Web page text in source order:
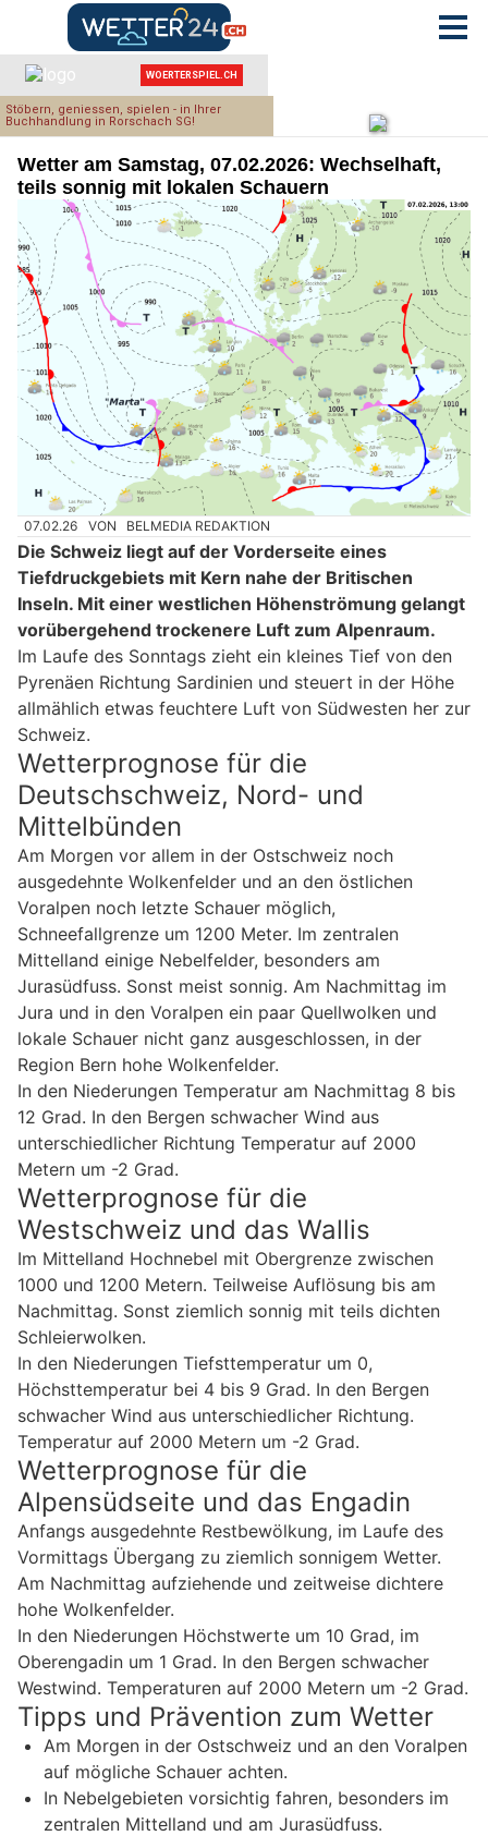
Wetter am Samstag, 07.02.2026: Wechselhaft,
teils sonnig mit lokalen Schauern
07.02.26 VON BELMEDIA REDAKTION
Die Schweiz liegt auf der Vorderseite eines
Tiefdruckgebiets mit Kern nahe der Britischen
Inseln. Mit einer westlichen Höhenströmung gelangt
vorübergehend trockenere Luft zum Alpenraum.
Im Laufe des Sonntags zieht ein kleines Tief von den
Pyrenäen Richtung Sardinien und steuert in der Höhe
allmählich etwas feuchtere Luft von Südwesten her zur
Schweiz.
Wetterprognose für die
Deutschschweiz, Nord- und
Mittelbünden
Am Morgen vor allem in der Ostschweiz noch
ausgedehnte Wolkenfelder und an den östlichen
Voralpen noch letzte Schauer möglich,
Schneefallgrenze um 1200 Meter. Im zentralen
Mittelland einige Nebelfelder, besonders am
Jurasüdfuss. Sonst meist sonnig. Am Nachmittag im
Jura und in den Voralpen ein paar Quellwolken und
lokale Schauer nicht ganz ausgeschlossen, in der
Region Bern hohe Wolkenfelder.
In den Niederungen Temperatur am Nachmittag 8 bis
12 Grad. In den Bergen schwacher Wind aus
unterschiedlicher Richtung Temperatur auf 2000
Metern um -2 Grad.
Wetterprognose für die
Westschweiz und das Wallis
Im Mittelland Hochnebel mit Obergrenze zwischen
1000 und 1200 Metern. Teilweise Auflösung bis am
Nachmittag. Sonst ziemlich sonnig mit teils dichten
Schleierwolken.
In den Niederungen Tiefsttemperatur um 0,
Höchsttemperatur bei 4 bis 9 Grad. In den Bergen
schwacher Wind aus unterschiedlicher Richtung.
Temperatur auf 2000 Metern um -2 Grad.
Wetterprognose für die
Alpensüdseite und das Engadin
Anfangs ausgedehnte Restbewölkung, im Laufe des
Vormittags Übergang zu ziemlich sonnigem Wetter.
Am Nachmittag aufziehende und zeitweise dichtere
hohe Wolkenfelder.
In den Niederungen Höchstwerte um 10 Grad, im
Oberengadin um 1 Grad. In den Bergen schwacher
Westwind. Temperaturen auf 2000 Metern um -2 Grad.
Tipps und Prävention zum Wetter
Am Morgen in der Ostschweiz und an den Voralpen
auf mögliche Schauer achten.
In Nebelgebieten vorsichtig fahren, besonders im
zentralen Mittelland und am Jurasüdfuss.